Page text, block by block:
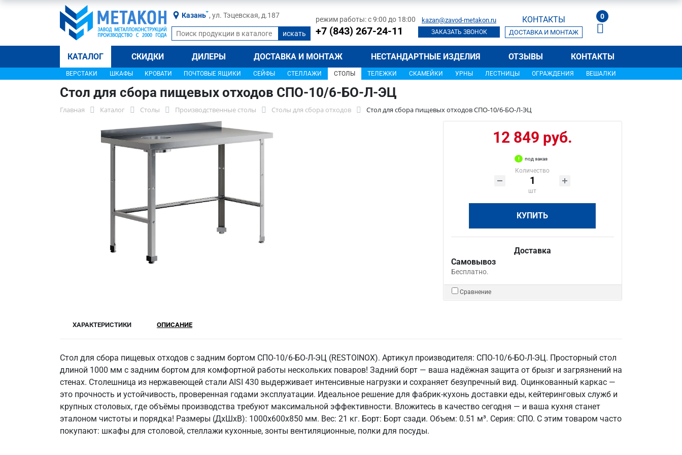
Казань , ул. Тэцевская, д.187 режим работы: с 9:00 до 18:00
+7 (843) 267-24-11
kazan@zavod-metakon.ru
ЗАКАЗАТЬ ЗВОНОК
КОНТАКТЫ
ДОСТАВКА И МОНТАЖ
0
КАТАЛОГ СКИДКИ ДИЛЕРЫ ДОСТАВКА И МОНТАЖ НЕСТАНДАРТНЫЕ ИЗДЕЛИЯ ОТЗЫВЫ КОНТАКТЫ
ВЕРСТАКИ ШКАФЫ КРОВАТИ ПОЧТОВЫЕ ЯЩИКИ СЕЙФЫ СТЕЛЛАЖИ СТОЛЫ ТЕЛЕЖКИ СКАМЕЙКИ УРНЫ ЛЕСТНИЦЫ ОГРАЖДЕНИЯ ВЕШАЛКИ
Стол для сбора пищевых отходов СПО-10/6-БО-Л-ЭЦ
Главная Каталог Столы Производственные столы Столы для сбора отходов Стол для сбора пищевых отходов СПО-10/6-БО-Л-ЭЦ
12 849 руб.
под заказ
Количество
шт
КУПИТЬ
Доставка
Самовывоз
Бесплатно.
Сравнение
ХАРАКТЕРИСТИКИ ОПИСАНИЕ
Стол для сбора пищевых отходов с задним бортом СПО-10/6-БО-Л-ЭЦ (RESTOINOX). Артикул производителя: СПО-10/6-БО-Л-ЭЦ. Просторный стол
длиной 1000 мм с задним бортом для комфортной работы нескольких поваров! Задний борт — ваша надёжная защита от брызг и загрязнений на
стенах. Столешница из нержавеющей стали AISI 430 выдерживает интенсивные нагрузки и сохраняет безупречный вид. Оцинкованный каркас —
это прочность и устойчивость, проверенная годами эксплуатации. Идеальное решение для фабрик-кухонь доставки еды, кейтеринговых служб и
крупных столовых, где объёмы производства требуют максимальной эффективности. Вложитесь в качество сегодня — и ваша кухня станет
эталоном чистоты и порядка! Размеры (ДхШхВ): 1000x600x850 мм. Вес: 21 кг. Борт: Борт сзади. Объем: 0.51 м³. Серия: СПО. С этим товаром часто
покупают: шкафы для столовой, стеллажи кухонные, зонты вентиляционные, полки для посуды.